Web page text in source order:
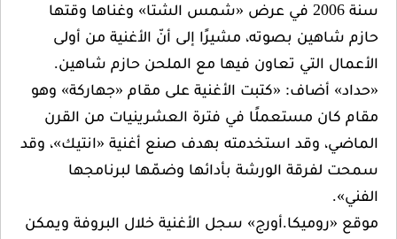
سنة 2006 في عرض «شمس الشتا» وغناها وقتها
بصوته، مشيرًا إلى أنّ الأغنية من أولى
التي تعاون فيها مع الملحن حازم شاهين.
«كتبت الأغنية على مقام «جهاركة» وهو
مستعملًا في فترة العشرينيات من القرن
وقد استخدمته بهدف صنع أغنية «انتيك»، وقد
الورشة بأدائها وضمّها لبرنامجها
سجل الأغنية خلال البروفة ويمكن